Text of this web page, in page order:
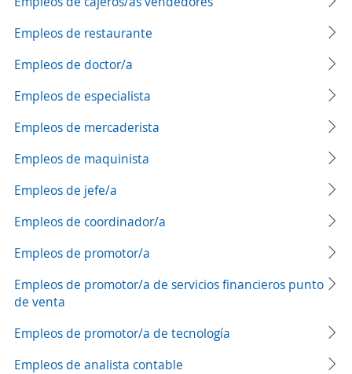
Empleos de restaurante
Empleos de doctor/a
Empleos de especialista
Empleos de mercaderista
Empleos de maquinista
Empleos de jefe/a
Empleos de coordinador/a
Empleos de promotor/a
Empleos de promotor/a de servicios financieros punto
de venta
Empleos de promotor/a de tecnología
Empleos de analista contable